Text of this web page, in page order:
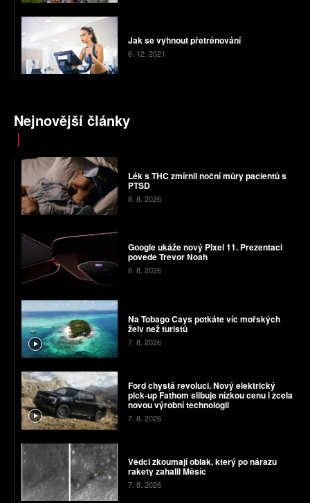
Jak se vyhnout přetrénování
6. 12. 2021
Nejnovější články
Lék s THC zmírnil noční můry pacientů s
PTSD
8. 8. 2026
Google ukáže nový Pixel 11. Prezentaci
povede Trevor Noah
8. 8. 2026
Na Tobago Cays potkáte víc mořských
želv než turistů
7. 8. 2026
Ford chystá revoluci. Nový elektrický
pick-up Fathom slibuje nízkou cenu i zcela
novou výrobní technologii
7. 8. 2026
Vědci zkoumají oblak, který po nárazu
rakety zahalil Měsíc
7. 8. 2026